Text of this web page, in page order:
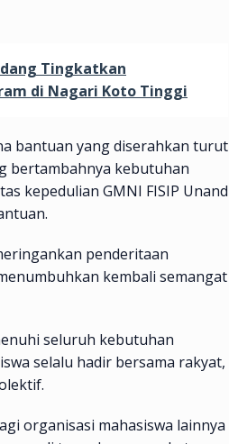
Tingkatkan
di Nagari Koto Tinggi
bantuan yang diserahkan turut
bertambahnya kebutuhan
kepedulian GMNI FISIP Unand
penderitaan
kembali semangat
seluruh kebutuhan
selalu hadir bersama rakyat,
organisasi mahasiswa lainnya